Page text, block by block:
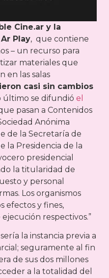
Cine.ar y la
Play, que contiene
– un recurso para
materiales que
en las salas
casi sin cambios
último se difundió el
pasan a Contenidos
Anónima
de la Secretaría de
la Presidencia de la
presidencial
la titularidad de
y personal
Los organismos
efectos y fines,
respectivos.”
la instancia previa a
seguramente al fin
de sus dos millones
a la totalidad del